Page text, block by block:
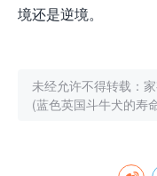
境还是逆境。
未经允许不得转载：
(蓝色英国斗牛犬的寿